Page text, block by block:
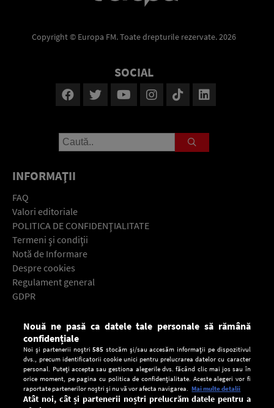
Copyright © Europa FM. Toate drepturile rezervate. 2026
SOCIAL
INFORMAŢII
FAQ
Valori editoriale
POLITICA DE CONFIDENŢIALITATE
Termeni şi condiţii
Notă de Informare
Despre cookies
Regulament general
GDPR
Descarcă gratuit aplicaţia Europa FM pentru smartphone:
Nouă ne pasă ca datele tale personale să rămână
confidențiale
Noi și partenerii noștri585 stocăm și/sau accesăm informații pe dispozitivul
dvs., precum identificatorii cookie unici pentru prelucrarea datelor cu caracter
personal. Puteți accepta sau gestiona alegerile dvs. făcând clic mai jos sau în
orice moment, pe pagina cu politica de confidențialitate. Aceste alegeri vor fi
raportate partenerilor noștri și nu vă vor afecta navigarea. Mai multe detalii
Atât noi, cât și partenerii noștri prelucrăm datele pentru a